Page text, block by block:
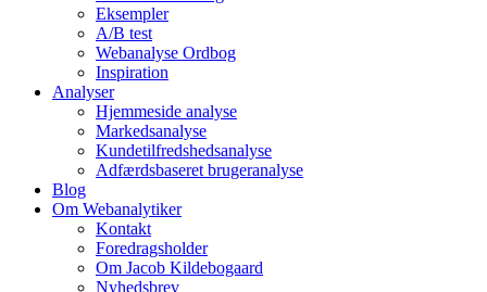
Eksempler
A/B test
Webanalyse Ordbog
Inspiration
Analyser
Hjemmeside analyse
Markedsanalyse
Kundetilfredshedsanalyse
Adfærdsbaseret brugeranalyse
Blog
Om Webanalytiker
Kontakt
Foredragsholder
Om Jacob Kildebogaard
Nyhedsbrev